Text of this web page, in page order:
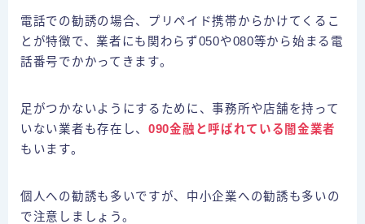
電話での勧誘の場合、プリペイド携帯からかけてくるこ
とが特徴で、業者にも関わらず050や080等から始まる電
話番号でかかってきます。
足がつかないようにするために、事務所や店舗を持って
いない業者も存在し、 090金融と呼ばれている闇金業者
もいます。
個人への勧誘も多いですが、中小企業への勧誘も多いの
で注意しましょう。